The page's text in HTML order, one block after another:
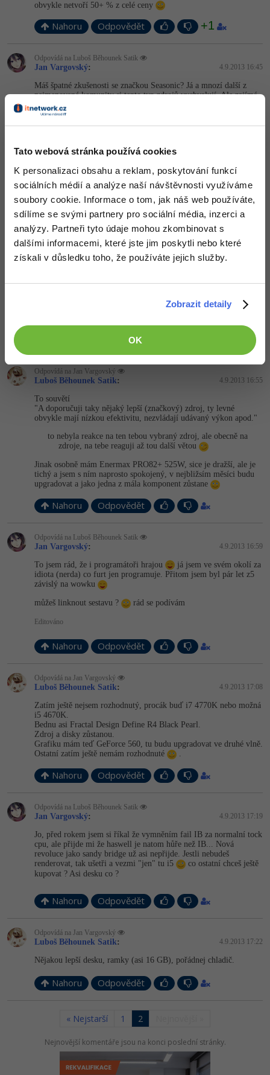
Tato webová stránka používá cookies
K personalizaci obsahu a reklam, poskytování funkcí
sociálních médií a analýze naší návštěvnosti využíváme
soubory cookie. Informace o tom, jak náš web používáte,
sdílíme se svými partnery pro sociální média, inzerci a
analýzy. Partneři tyto údaje mohou zkombinovat s
dalšími informacemi, které jste jim poskytli nebo které
získali v důsledku toho, že používáte jejich služby.
Zobrazit detaily
OK
obvykle netvoří 50+ % z celé ceny
Nahoru Odpovědět +1
Odpovídá na Luboš Běhounek Satik
Jan Vargovský: 4.9.2013 16:45
Máš špatné zkušenosti se značkou Seasonic? Já a mnozí další z
nejmenované komunity si tento typ zdrojů vychvalují. Ale zajímá
mě tvůj názor na značky zdrojů
Btw, jestli se ti nelíbí seasonic, tak si vyber Corsair.
2o k a očekává od toho 35 FPS...
+1
Odpovídá na Creeperak
Jan Vargovský : 4.9.2013 16:52
Nejdražší na pracovní (renderovací) mašině ano.
Když chceš hrát hry, tak by nejdražší měla být gpu a pak až cpu.
Nato, abys vytáhl všechny hry ti stačí vpohodě i3, protože zatím
2). Ovšem když chceš streamovat tak nejméně 4jádro a to nejlépe
Odpovědět
Odpovídá na Jan Vargovský
Luboš Běhounek Satik: 4.9.2013 16:55
To souvětí
"A doporučuji taky nějaký lepší (značkový) zdroj, ty levné
obvykle mají nízkou efektivitu, nezvládají udávaný výkon apod."
to nebyla reakce na ten tebou vybraný zdroj, ale obecně na
zdroje, na tebe reaguji až tou další větou
Jinak osobně mám Enermax PRO82+ 525W, sice je dražší, ale je
tichý a jsem s ním naprosto spokojený, v nejbližsím měsíci budu
upgradovat a jako jedna z mála komponent zůstane
Nahoru Odpovědět
Odpovídá na Luboš Běhounek Satik
Jan Vargovský: 4.9.2013 16:59
To jsem rád, že i programátoři hrajou
já jsem ve svém okolí za
idiota (nerda) co furt jen programuje. Přitom jsem byl pár let z5
závislý na wowku
můžeš linknout sestavu ? rád se podívám
Editováno
Nahoru Odpovědět
Odpovídá na Jan Vargovský
Luboš Běhounek Satik: 4.9.2013 17:08
Zatím ještě nejsem rozhodnutý, procák buď i7 4770K nebo možná
i5 4670K.
Bednu asi Fractal Design Define R4 Black Pearl.
Zdroj a disky zůstanou.
Grafiku mám teď GeForce 560, tu budu upgradovat ve druhé vlně.
Ostatní zatím ještě nemám rozhodnuté
.
Nahoru Odpovědět
Odpovídá na Luboš Běhounek Satik
Jan Vargovský: 4.9.2013 17:19
Jo, před rokem jsem si říkal že vymněním fail IB za normalní tock
cpu, ale přijde mi že haswell je natom hůře než IB... Nová
revoluce jako sandy bridge už asi nepřijde. Jestli nebudeš
renderovat, tak ušetři a vezmi "jen" tu i5
co ostatní chceš ještě
kupovat ? Asi desku co ?
Nahoru Odpovědět
Odpovídá na Jan Vargovský
Luboš Běhounek Satik: 4.9.2013 17:22
Nějakou lepší desku, ramky (asi 16 GB), pořádnej chladič.
Nahoru Odpovědět
« Nejstarší 1 2
Nejnovější komentáře jsou na konci poslední stránky.